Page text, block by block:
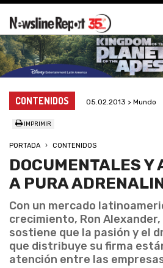
CONTENIDOS 05.02.2013 > Mundo
IMPRIMIR
PORTADA CONTENIDOS
DOCUMENTALES Y
A PURA
Con un mercado
crecimiento, Ron
sostiene que la pasión y el
que distribuye su firma
atención entre las